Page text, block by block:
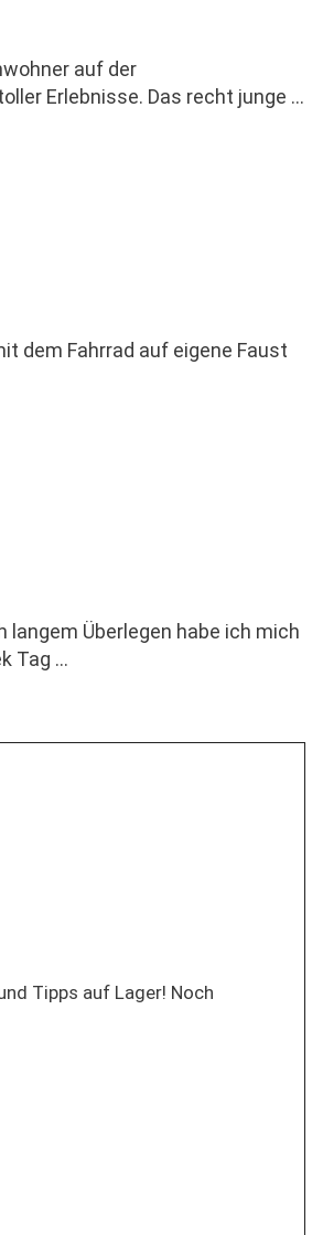
auf der
Erlebnisse. Das recht junge …
dem Fahrrad auf eigene Faust
Überlegen habe ich mich
Tag …
Tipps auf Lager! Noch